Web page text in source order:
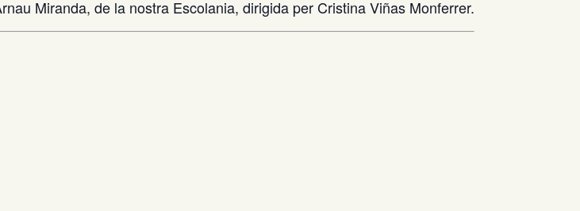
Miranda, de la nostra Escolania, dirigida per Cristina Viñas Monferrer.